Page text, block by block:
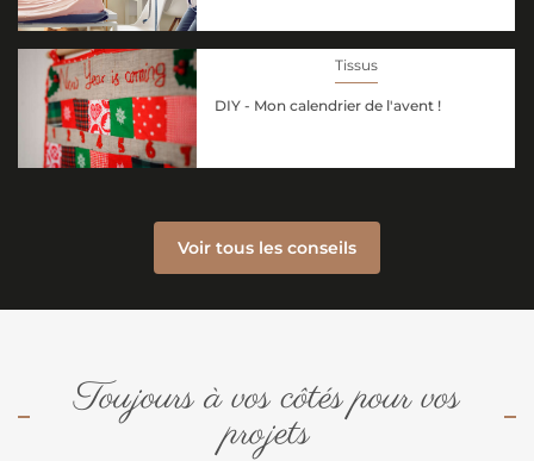
Tissus
DIY - Mon calendrier de l'avent !
Voir tous les conseils
Toujours à vos côtés pour vos
projets